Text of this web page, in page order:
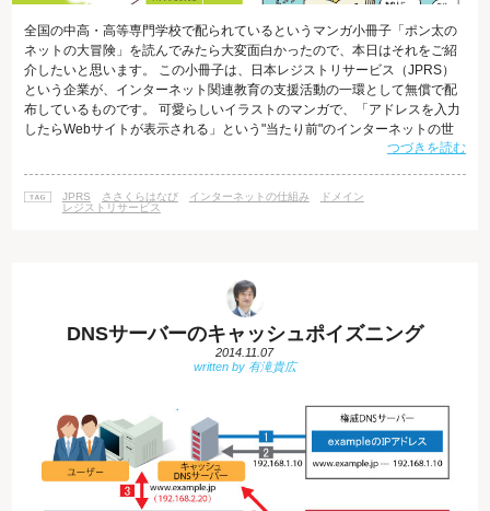
全国の中高・高等専門学校で配られているというマンガ小冊子「ポン太の
ネットの大冒険」を読んでみたら大変面白かったので、本日はそれをご紹
介したいと思います。 この小冊子は、日本レジストリサービス（JPRS）
という企業が、インターネット関連教育の支援活動の一環として無償で配
布しているものです。 可愛らしいイラストのマンガで、「アドレスを入力
したらWebサイトが表示される」という"当たり前"のインターネットの世
界がどうやって成り立っているのか、その仕組みをわかりやすく紹介して
企業は、「.jp」ドメインを管理する企業として知られています。 「.jp」
は、皆さんもWebサイトのアドレスの一部として必ず一度は見たことがあ
つづきを読む
JPRS ささくらはなび インターネットの仕組み
ドメイン
レジストリサービス
DNSサーバーのキャッシュポイズニング
2014.11.07